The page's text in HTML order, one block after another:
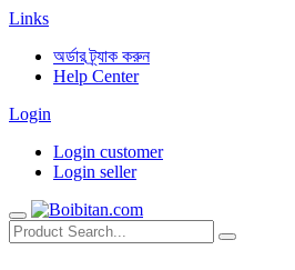
Links
অর্ডার ট্র্যাক করুন
Help Center
Login
Login customer
Login seller